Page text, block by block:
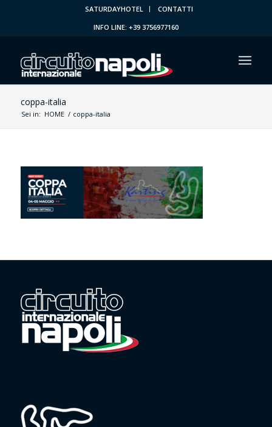
SATURDAYHOTEL
CONTATTI
INFO LINE: +39 3756977160
coppa-italia
Sei in: HOME / coppa-italia